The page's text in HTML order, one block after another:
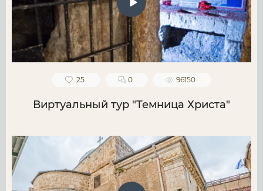
25 0 96150
Виртуальный тур "Темница Христа"